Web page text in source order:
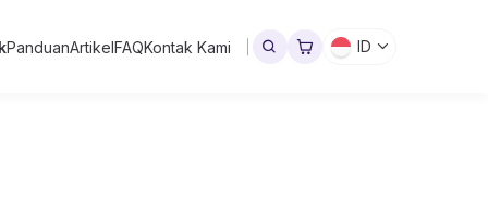
PanduanArtikelFAQKontak Kami ID